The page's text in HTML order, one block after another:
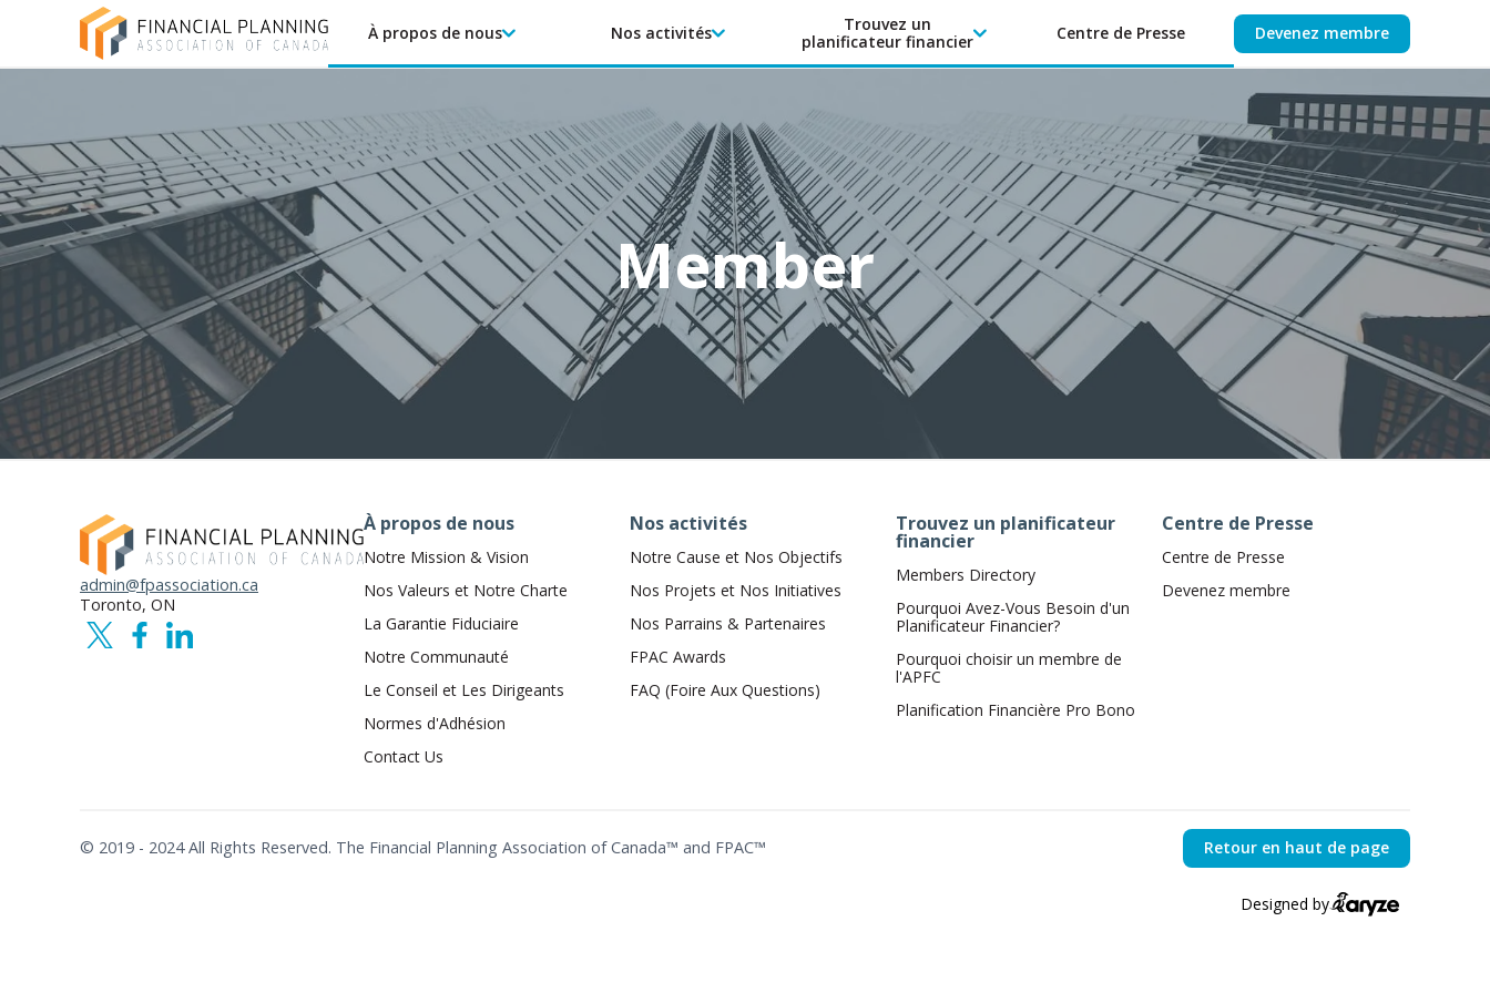
À propos de nous Nos activités
Trouvez un
planificateur financier
Centre de Presse Devenez membre
Member
admin@fpassociation.ca
Toronto, ON
À propos de nous
Notre Mission & Vision
Nos Valeurs et Notre Charte
La Garantie Fiduciaire
Notre Communauté
Le Conseil et Les Dirigeants
Normes d'Adhésion
Contact Us
Nos activités
Notre Cause et Nos Objectifs
Nos Projets et Nos Initiatives
Nos Parrains & Partenaires
FPAC Awards
FAQ (Foire Aux Questions)
Trouvez un planificateur
financier
Members Directory
Pourquoi Avez-Vous Besoin d'un
Planificateur Financier?
Pourquoi choisir un membre de
l'APFC
Planification Financière Pro Bono
Centre de Presse
Centre de Presse
Devenez membre
© 2019 - 2024 All Rights Reserved. The Financial Planning Association of Canada™ and FPAC™ Retour en haut de page
Designed by